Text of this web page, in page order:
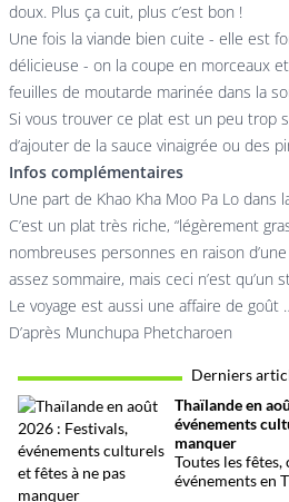
doux. Plus ça cuit, plus c’est bon !
Une fois la viande bien cuite - elle est
délicieuse - on la coupe en morceaux
feuilles de moutarde marinée dans la
Si vous trouver ce plat est un peu trop
d’ajouter de la sauce vinaigrée ou des
Infos complémentaires
Une part de Khao Kha Moo Pa Lo dans
C’est un plat très riche, “légèrement
nombreuses personnes en raison
assez sommaire, mais ceci n’est qu’un
Le voyage est aussi une affaire de
D’après Munchupa Phetcharoen
Derniers
Thaïlande en
événements
manquer
Toutes les
événements en